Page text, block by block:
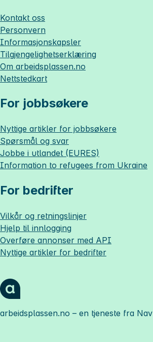
Kontakt oss
Personvern
Informasjonskapsler
Tilgjengelighetserklæring
Om arbeidsplassen.no
Nettstedkart
For jobbsøkere
Nyttige artikler for jobbsøkere
Spørsmål og svar
Jobbe i utlandet (EURES)
Information to refugees from Ukraine
For bedrifter
Vilkår og retningslinjer
Hjelp til innlogging
Overføre annonser med API
Nyttige artikler for bedrifter
arbeidsplassen.no – en tjeneste fra Nav